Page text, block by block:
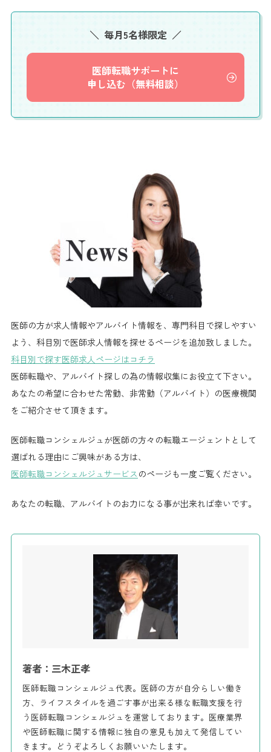
毎月5名様限定
医師転職サポートに
申し込む（無料相談）
医師の方が求人情報やアルバイト情報を、専門科目で探しやすい
よう、科目別で医師求人情報を探せるページを追加致しました。
科目別で探す医師求人ページはコチラ
医師転職や、アルバイト探しの為の情報収集にお役立て下さい。
あなたの希望に合わせた常勤、非常勤（アルバイト）の医療機関
をご紹介させて頂きます。
医師転職コンシェルジュが医師の方々の転職エージェントとして
選ばれる理由にご興味がある方は、
医師転職コンシェルジュサービス のページも一度ご覧ください。
あなたの転職、アルバイトのお力になる事が出来れば幸いです。
著者：三木正孝
医師転職コンシェルジュ代表。医師の方が自分らしい働き
方、ライフスタイルを過ごす事が出来る様な転職支援を行
う医師転職コンシェルジュを運営しております。医療業界
や医師転職に関する情報に独自の意見も加えて発信してい
きます。どうぞよろしくお願いいたします。